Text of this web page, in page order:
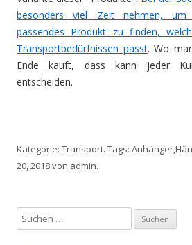
besonders viel Zeit nehmen,
passendes Produkt zu finden,
Transportbedürfnissen passt. Wo
Ende kauft, dass kann jeder
entscheiden.
Kategorie: Transport. Tags: Anhänger,
20, 2018von admin.
u